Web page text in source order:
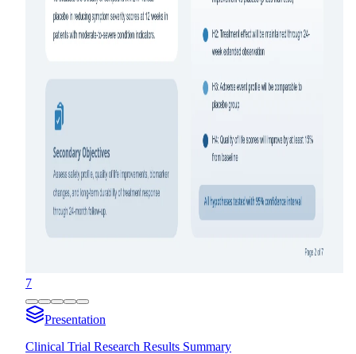
7
Presentation
Clinical Trial Research Results Summary